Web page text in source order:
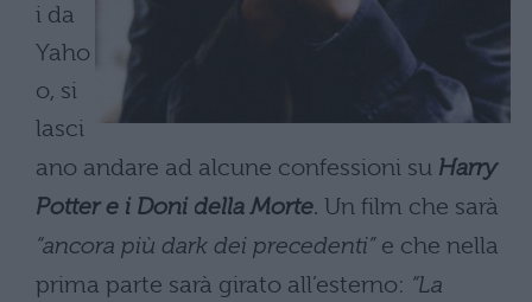
i da
Yaho
o, si
lasci
ano andare ad alcune confessioni su Harry
Potter e i Doni della Morte. Un film che sarà
“ancora più dark dei precedenti” e che nella
prima parte sarà girato all’esterno: “La